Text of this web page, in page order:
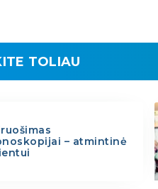
TOLIAU
– atmintinė